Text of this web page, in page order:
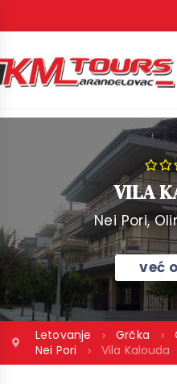
VILA
Nei Pori,
već
Letovanje Grčka
Nei Pori
Vila Kalouda